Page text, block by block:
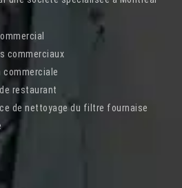
commerciaux
commerciale
restaurant
de nettoyage du filtre fournaise